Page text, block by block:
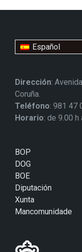
Español
Dirección:
Coruña.
Teléfono: 981 47
Horario: de 9.00 h
BOP
DOG
BOE
Diputación
Xunta
Mancomunidade